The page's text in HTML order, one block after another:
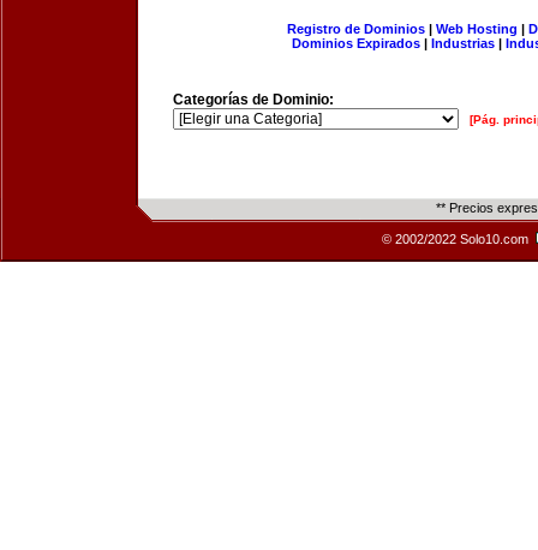
Registro de Dominios| Web Hosting |
Dominios Expirados | Industrias |
Categorías de Dominio:
[Pág.
** Precios
© 2002/2022 Solo10.com